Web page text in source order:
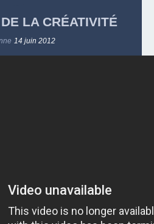
LA CRÉATIVITÉ
14 juin 2012